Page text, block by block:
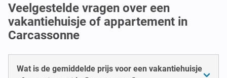
Veelgestelde vragen over een
vakantiehuisje of appartement in
Carcassonne
Wat is de gemiddelde prijs voor een vakantiehuisje